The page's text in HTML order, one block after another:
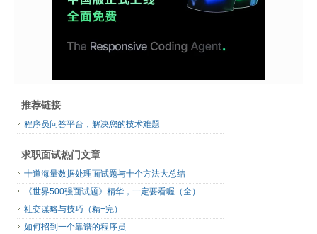
推荐链接
程序员问答平台，解决您的技术难题
求职面试热门文章
十道海量数据处理面试题与十个方法大总结
《世界500强面试题》精华，一定要看喔（全）
社交谋略与技巧（精+完）
如何招到一个靠谱的程序员